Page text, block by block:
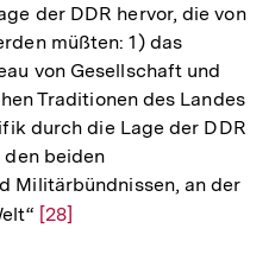
Fußnote
der DDR hervor, die von
müßten: 1) das
von Gesellschaft und
Traditionen des Landes
durch die Lage der DDR
den beiden
Militärbündnissen, an der
Zur
[28]